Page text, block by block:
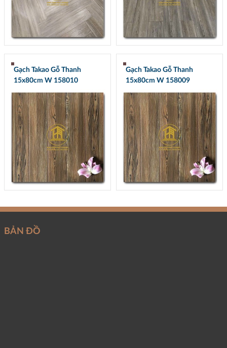
Gạch Takao Gỗ Thanh
15x80cm W 158010
Gạch Takao Gỗ Thanh
15x80cm W 158009
BẢN ĐỒ